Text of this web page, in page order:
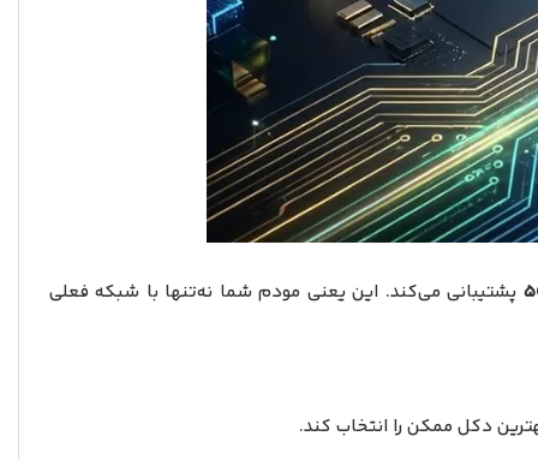
پشتیبانی می‌کند. این یعنی مودم شما نه‌تنها با شبکه فعلی